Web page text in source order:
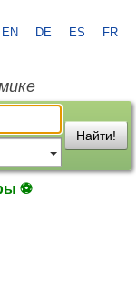
EN DE ES FR
Найти!
⚽